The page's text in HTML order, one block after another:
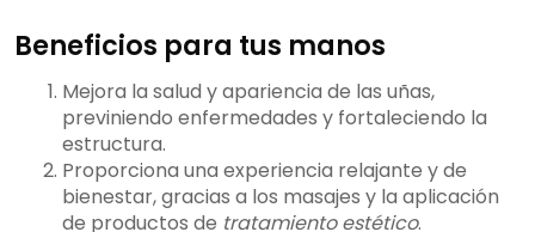
Beneficios para tus manos
Mejora la salud y apariencia de las uñas,
previniendo enfermedades y fortaleciendo la
estructura.
Proporciona una experiencia relajante y de
bienestar, gracias a los masajes y la aplicación
de productos de tratamiento estético.